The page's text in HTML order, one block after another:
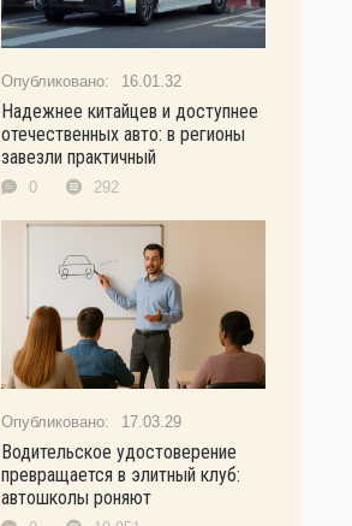
16.01.32
Надежнее китайцев и доступнее
отечественных авто: в регионы
завезли практичный
0 292
17.03.29
Водительское удостоверение
превращается в элитный клуб:
автошколы роняют